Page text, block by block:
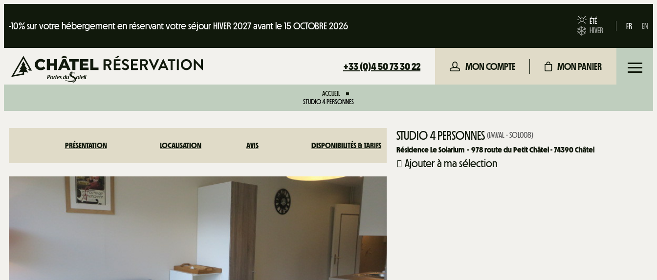
-10% sur votre hébergement en réservant votre séjour HIVER 2027 avant le 15 OCTOBRE 2026
ÉTÉ
HIVER
FR EN
+33 (0)4 50 73 30 22 MON COMPTE MON PANIER
ACCUEIL
STUDIO 4 PERSONNES
PRÉSENTATION LOCALISATION AVIS DISPONIBILITÉS & TARIFS
STUDIO 4 PERSONNES (IMVAL - SOL008)
Résidence Le Solarium
978route du Petit Châtel - 74390 Châtel
Ajouter à ma sélection